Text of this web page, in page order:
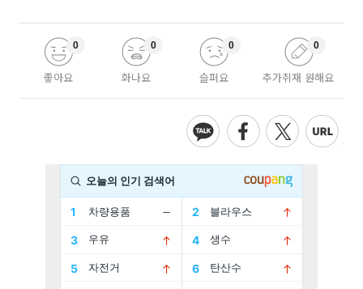
좋아요
0
화나요
0
슬퍼요
0
추가취재 원해요
0